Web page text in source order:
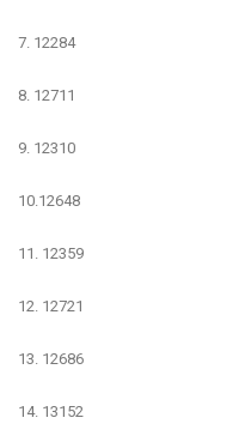
7. 12284
8. 12711
9. 12310
10.12648
11. 12359
12. 12721
13. 12686
14. 13152